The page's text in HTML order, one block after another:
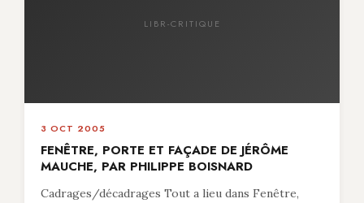
LIBR-CRITIQUE
3 OCT 2005
FENÊTRE, PORTE ET FAÇADE DE JÉRÔME
MAUCHE, PAR PHILIPPE BOISNARD
Cadrages/décadrages Tout a lieu dans Fenêtre,